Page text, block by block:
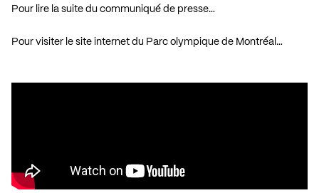
Pour lire la suite du communiqué de presse…
Pour visiter le site internet du Parc olympique de Montréal…